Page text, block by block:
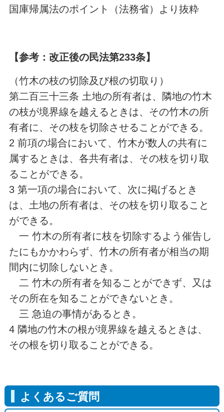
国庫帰属法のポイント（法務省）より抜粋
【参考：改正後の民法第233条】
（竹木の枝の切除及び根の切取り）
第二百三十三条 土地の所有者は、隣地の竹木
の枝が境界線を越えるときは、その竹木の所
有者に、その枝を切除させることができる。
2 前項の場合において、竹木が数人の共有に
属するときは、各共有者は、その枝を切り取
ることができる。
3 第一項の場合において、次に掲げるとき
は、土地の所有者は、その枝を切り取ること
ができる。
一 竹木の所有者に枝を切除するよう催告し
たにもかかわらず、竹木の所有者が相当の期
間内に切除しないとき。
二 竹木の所有者を知ることができず、又は
その所在を知ることができないとき。
三 急迫の事情があるとき。
4 隣地の竹木の根が境界線を越えるときは、
その根を切り取ることができる。
よくあるご質問